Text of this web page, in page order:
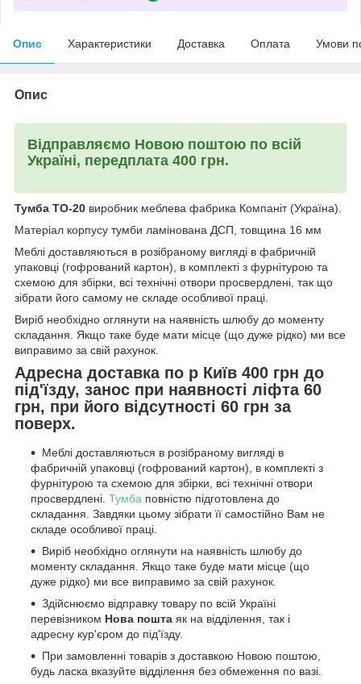
Опис Характеристики Доставка Оплата Умови
Опис
Відправляємо Новою поштою по всій
Україні, передплата 400 грн.
Тумба ТО-20 виробник меблева фабрика Компаніт (Україна).
Матеріал корпусу тумби ламінована ДСП, товщина 16 мм
Меблі доставляються в розібраному вигляді в фабричній
упаковці (гофрований картон), в комплекті з фурнітурою та
схемою для збірки, всі технічні отвори просвердлені, так що
зібрати його самому не складе особливої праці.
Виріб необхідно оглянути на наявність шлюбу до моменту
складання. Якщо таке буде мати місце (що дуже рідко) ми все
виправимо за свій рахунок.
Адресна доставка по р Київ 400 грн до
під'їзду, занос при наявності ліфта 60
грн, при його відсутності 60 грн за
поверх.
Меблі доставляються в розібраному вигляді в
фабричній упаковці (гофрований картон), в комплекті з
фурнітурою та схемою для збірки, всі технічні отвори
просвердлені. Тумба повністю підготовлена до
складання. Завдяки цьому зібрати її самостійно Вам не
складе особливої праці.
Виріб необхідно оглянути на наявність шлюбу до
моменту складання. Якщо таке буде мати місце (що
дуже рідко) ми все виправимо за свій рахунок.
Здійснюємо відправку товару по всій Україні
перевізником Нова пошта як на відділення, так і
адресну кур'єром до під'їзду.
При замовленні товарів з доставкою Новою поштою,
будь ласка вказуйте відділення без обмеження по вазі.